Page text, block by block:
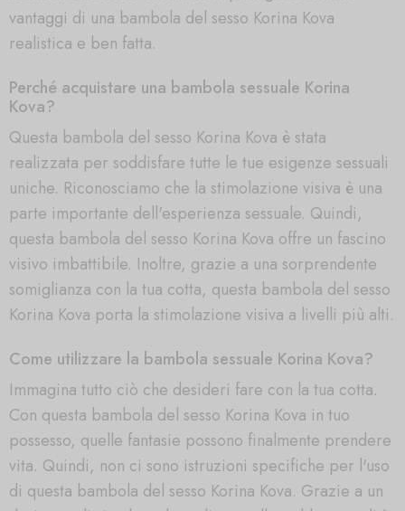
vantaggi di una bambola del sesso Korina Kova
realistica e ben fatta.
Perché acquistare una bambola sessuale Korina
Kova?
Questa bambola del sesso Korina Kova è stata
realizzata per soddisfare tutte le tue esigenze sessuali
uniche. Riconosciamo che la stimolazione visiva è una
parte importante dell'esperienza sessuale. Quindi,
questa bambola del sesso Korina Kova offre un fascino
visivo imbattibile. Inoltre, grazie a una sorprendente
somiglianza con la tua cotta, questa bambola del sesso
Korina Kova porta la stimolazione visiva a livelli più alti.
Come utilizzare la bambola sessuale Korina Kova?
Immagina tutto ciò che desideri fare con la tua cotta.
Con questa bambola del sesso Korina Kova in tuo
possesso, quelle fantasie possono finalmente prendere
vita. Quindi, non ci sono istruzioni specifiche per l'uso
di questa bambola del sesso Korina Kova. Grazie a un